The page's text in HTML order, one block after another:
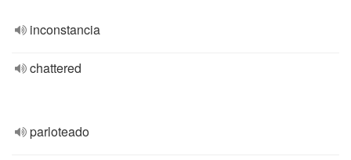
inconstancia
chattered
parloteado